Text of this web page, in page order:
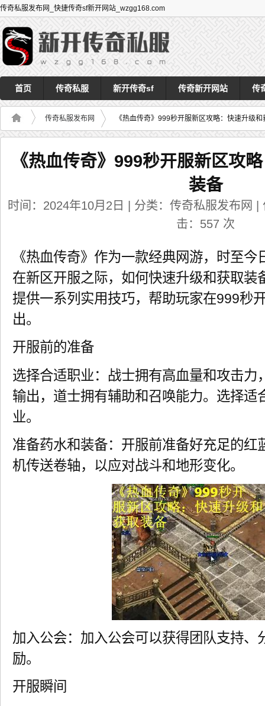
传奇私服发布网_快捷传奇sf新开网站_wzgg168.com
首页 传奇私服 新开传奇sf 传奇新开网站 传
传奇私服发布网 《热血传奇》999秒开服新区攻略：快速升级和
《热血传奇》999秒开服新区攻
装备
时间：2024年10月2日 | 分类：传奇私服发布网
击： 557 次
《热血传奇》作为一款经典网游，时至
在新区开服之际，如何快速升级和获取装
提供一系列实用技巧，帮助玩家在999秒
出。
开服前的准备
选择合适职业：战士拥有高血量和攻击力
输出，道士拥有辅助和召唤能力。选择适
业。
准备药水和装备：开服前准备好充足的红
机传送卷轴，以应对战斗和地形变化。
加入公会：加入公会可以获得团队支持、
励。
开服瞬间